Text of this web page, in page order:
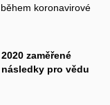
koronavirové
zaměřené
pro vědu